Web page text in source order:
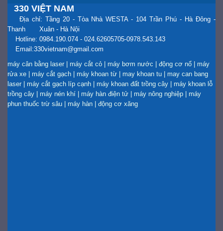
330 VIỆT NAM
Địa chỉ: Tầng 20 - Tòa Nhà WESTA - 104 Trần Phú - Hà Đông -
Thanh Xuân - Hà Nội
Hotline: 0984.190.074 - 024.62605705-0978.543.143
Email:330vietnam@gmail.com
máy cân bằng laser | máy cắt cỏ | máy bơm nước | động cơ nổ | máy
rửa xe | máy cắt gạch | máy khoan từ | may khoan tu | may can bang
laser | máy cắt gạch líp cạnh | máy khoan đất trồng cây | máy khoan lỗ
trồng cây | máy nén khí | máy hàn điện tử | máy nông nghiệp | máy
phun thuốc trừ sâu | máy hàn | động cơ xăng